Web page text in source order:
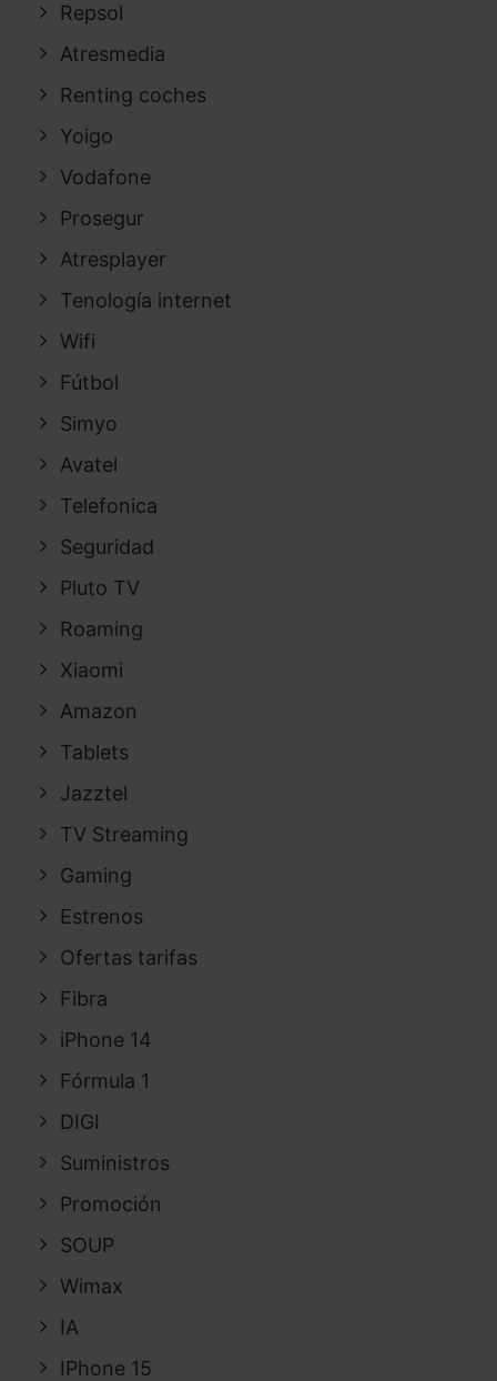
Repsol
Atresmedia
Renting coches
Yoigo
Vodafone
Prosegur
Atresplayer
Tenología internet
Wifi
Fútbol
Simyo
Avatel
Telefonica
Seguridad
Pluto TV
Roaming
Xiaomi
Amazon
Tablets
Jazztel
TV Streaming
Gaming
Estrenos
Ofertas tarifas
Fibra
iPhone 14
Fórmula 1
DIGI
Suministros
Promoción
SOUP
Wimax
IA
IPhone 15